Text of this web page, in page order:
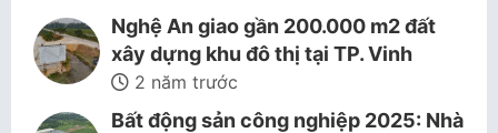
Nghệ An giao gần 200.000 m2 đất
xây dựng khu đô thị tại TP. Vinh
2 năm trước
Bất động sản công nghiệp 2025: Nhà